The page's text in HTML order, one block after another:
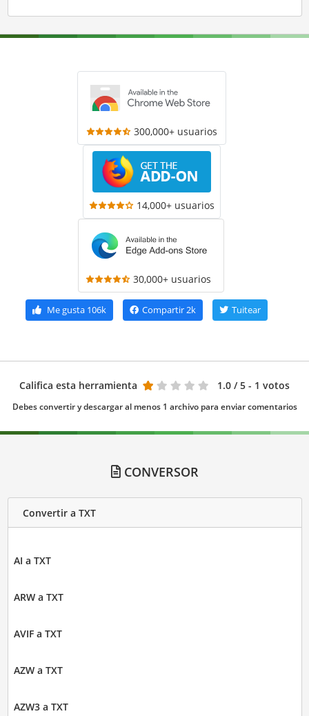
300,000+ usuarios
14,000+ usuarios
30,000+ usuarios
Me gusta106k Compartir2k Tuitear
Califica esta herramienta 1.0 / 5 - 1 votos
Debes convertir y descargar al menos 1 archivo para enviar comentarios
CONVERSOR
Convertir a TXT
AI a TXT
ARW a TXT
AVIF a TXT
AZW a TXT
AZW3 a TXT